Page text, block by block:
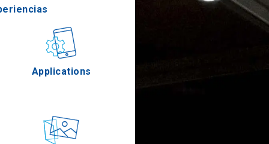
Applications